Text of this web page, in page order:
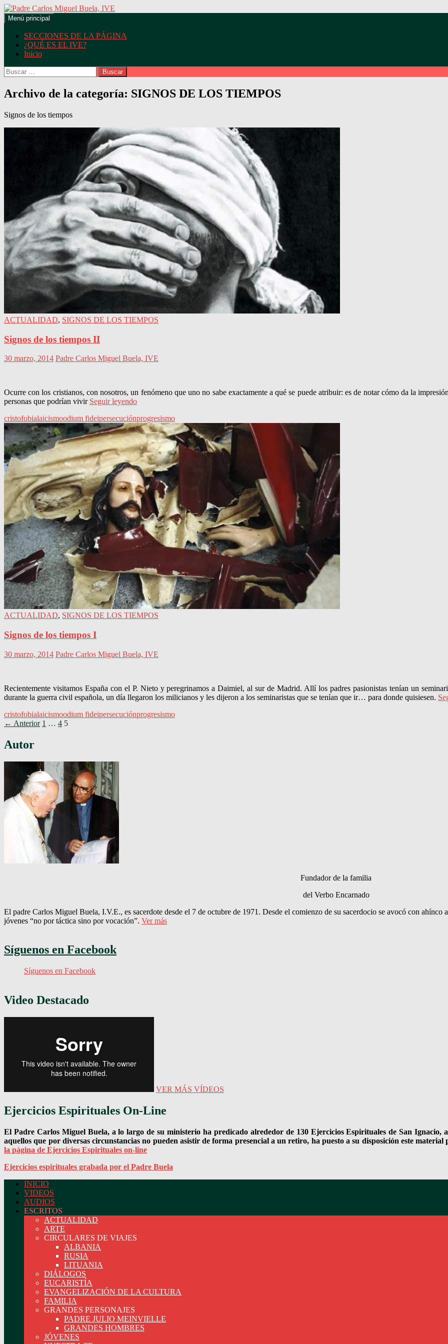
Padre Carlos Miguel Buela, IVE
Buscar
Menú principal
al
contenido
SECCIONES DE LA PÁGINA
¿QUÉ ES EL IVE?
Inicio
Buscar:
Archivo de la categoría: SIGNOS DE LOS TIEMPOS
Signos de los tiempos
ACTUALIDAD, SIGNOS DE LOS TIEMPOS
Signos de los tiempos II
30 marzo, 2014 Padre Carlos Miguel Buela, IVE
Ocurre con los cristianos, con nosotros, un fenómeno que uno no sabe exactamente a qué se puede atribuir: es de notar cómo da la
personas que podrían vivir Seguir leyendo
cristofobialaicismoodium fideipersecuciónprogresismo
ACTUALIDAD, SIGNOS DE LOS TIEMPOS
Signos de los tiempos I
30 marzo, 2014 Padre Carlos Miguel Buela, IVE
Recientemente visitamos España con el P. Nieto y peregrinamos a Daimiel, al sur de Madrid. Allí los padres pasionistas tenían un
durante la guerra civil española, un día llegaron los milicianos y les dijeron a los seminaristas que se tenían que ir… para donde quisiesen.
cristofobialaicismoodium fideipersecuciónprogresismo
Ir
las
← Anterior 1 … 4 5
Autor
Fundador de la familia
del Verbo Encarnado
El padre Carlos Miguel Buela, I.V.E., es sacerdote desde el 7 de octubre de 1971. Desde el comienzo de su sacerdocio se avocó con
jóvenes “no por táctica sino por vocación”. Ver más
Síguenos en Facebook
Síguenos en Facebook
Video Destacado
VER MÁS VÍDEOS
Ejercicios Espirituales On-Line
El Padre Carlos Miguel Buela, a lo largo de su ministerio ha predicado alrededor de 130 Ejercicios Espirituales de San Ignacio,
aquellos que por diversas circunstancias no pueden asistir de forma presencial a un retiro, ha puesto a su disposición este
la página de Ejercicios Espirituales on-line
Ejercicios espirituales grabada por el Padre Buela
Página oficial del Padre Carlos Buela, IVE
INICIO
VIDEOS
AUDIOS
ESCRITOS
ACTUALIDAD
ARTE
CIRCULARES DE VIAJES
ALBANIA
RUSIA
LITUANIA
DIÁLOGOS
EUCARISTÍA
EVANGELIZACIÓN DE LA CULTURA
FAMILIA
GRANDES PERSONAJES
PADRE JULIO MEINVIELLE
GRANDES HOMBRES
JÓVENES